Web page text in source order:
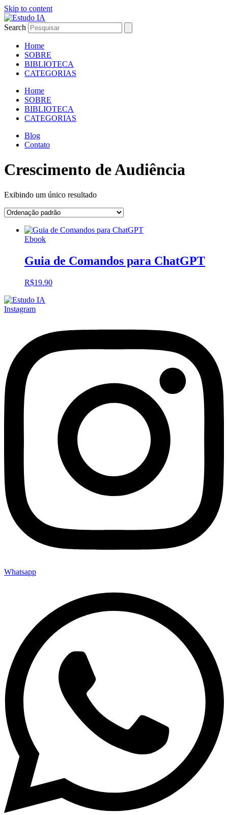
Skip to content
Search
Home
SOBRE
BIBLIOTECA
CATEGORIAS
Home
SOBRE
BIBLIOTECA
CATEGORIAS
Blog
Contato
Crescimento de Audiência
Exibindo um único resultado
Ebook
Guia de Comandos para ChatGPT
R$19.90
Instagram
Whatsapp